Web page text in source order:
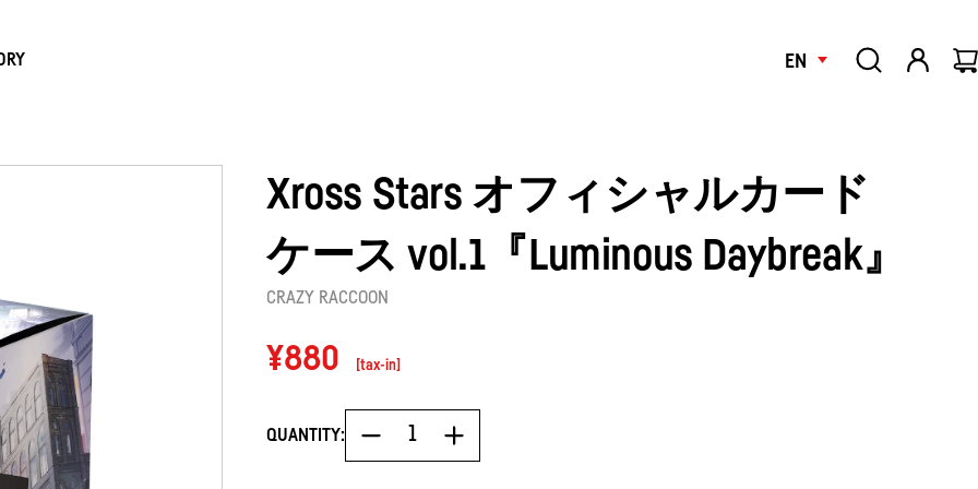
EN
Xross Stars オフィシャルカード
ケース vol.1『Luminous Daybreak』
CRAZY RACCOON
Regular
¥880 [tax-in]
QUANTITY: